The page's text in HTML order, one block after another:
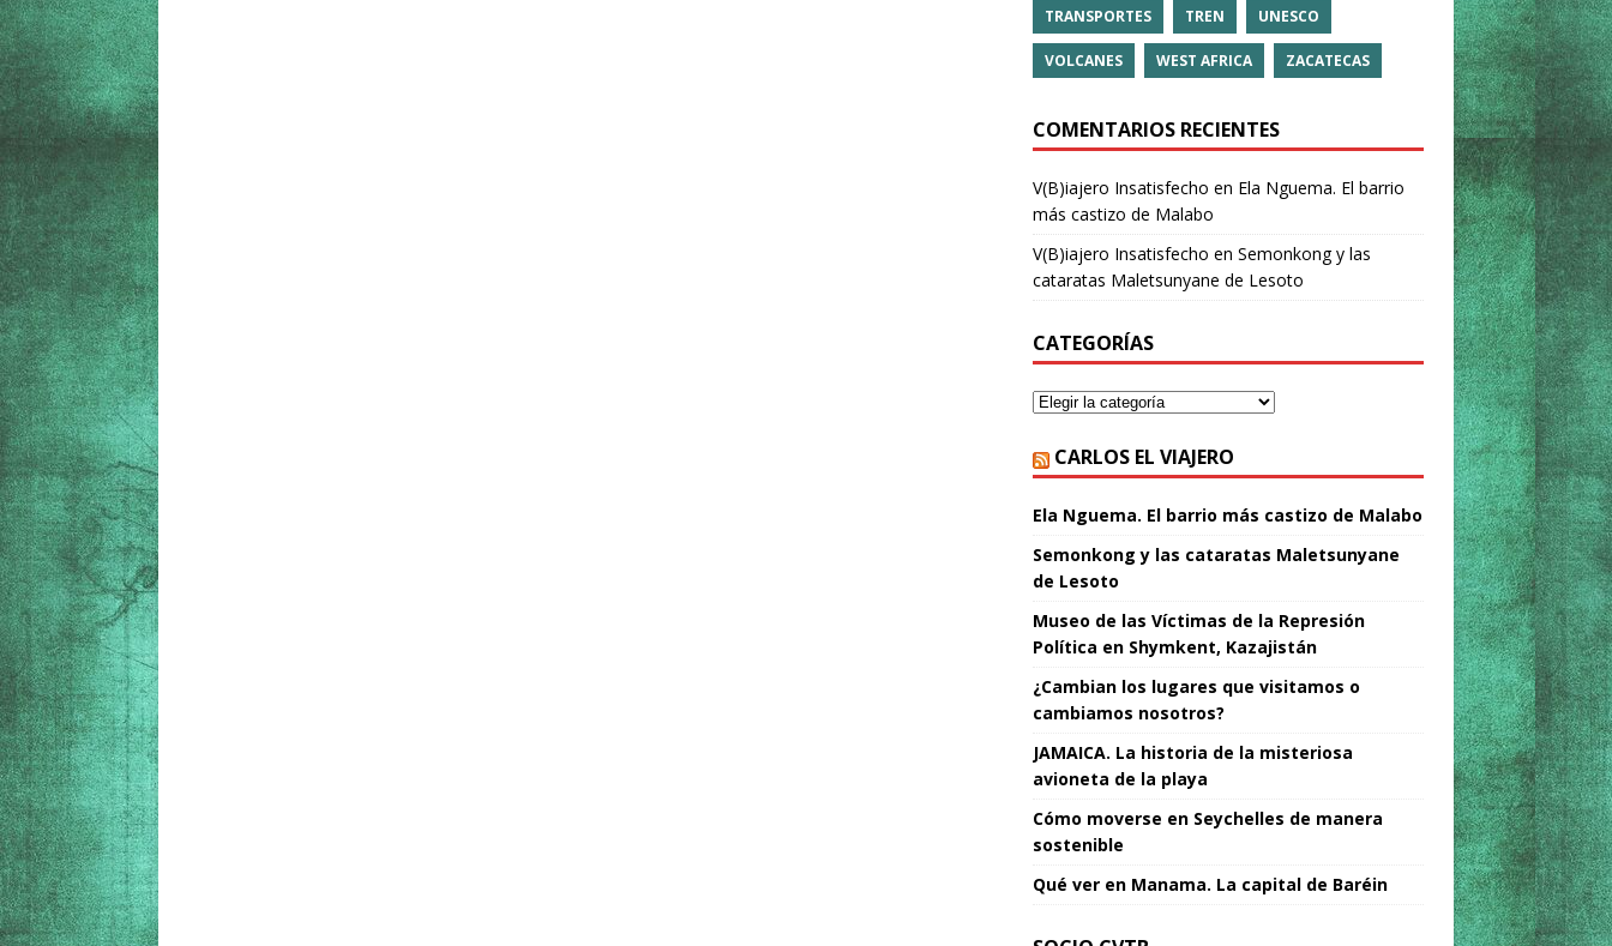
TRANSPORTES TREN UNESCO
VOLCANES WEST AFRICA ZACATECAS
COMENTARIOS RECIENTES
V(B)iajero Insatisfecho en Ela Nguema. El barrio
más castizo de Malabo
V(B)iajero Insatisfecho en Semonkong y las
cataratas Maletsunyane de Lesoto
CATEGORÍAS
CARLOS EL VIAJERO
Ela Nguema. El barrio más castizo de Malabo
Semonkong y las cataratas Maletsunyane
de Lesoto
Museo de las Víctimas de la Represión
Política en Shymkent, Kazajistán
¿Cambian los lugares que visitamos o
cambiamos nosotros?
JAMAICA. La historia de la misteriosa
avioneta de la playa
Cómo moverse en Seychelles de manera
sostenible
Qué ver en Manama. La capital de Baréin